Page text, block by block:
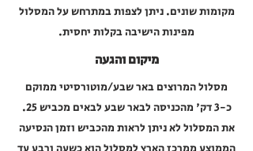
מקומות שונים. ניתן לצפות במתרחש על המסלול
מפינות הישיבה בקלות יחסית.
מיקום והגעה
מסלול המרוצים באר שבע/מוטורסיטי ממוקם
כ-3 דק' מהכניסה לבאר שבע לבאים מכביש 25.
את המסלול לא ניתן לראות מהכביש וזמן הנסיעה